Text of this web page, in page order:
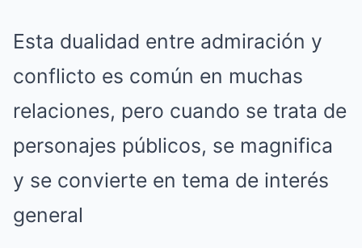
Esta dualidad entre admiración y
conflicto es común en muchas
relaciones, pero cuando se trata de
personajes públicos, se magnifica
y se convierte en tema de interés
general